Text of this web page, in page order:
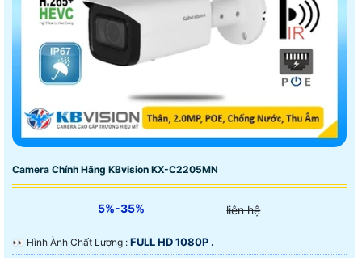
Camera Chính Hãng KBvision KX-C2205MN
5%-35% liên hệ
️👀 Hình Ành Chất Lượng : FULL HD 1080P .